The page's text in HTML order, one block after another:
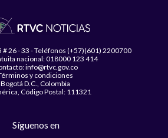
# 26 - 33 - Teléfonos (+57)(601) 2200700
nacional: 018000 123 414
info@rtvc.gov.co
y condiciones
Bogotá D.C., Colombia
Código Postal: 111321
Síguenos en